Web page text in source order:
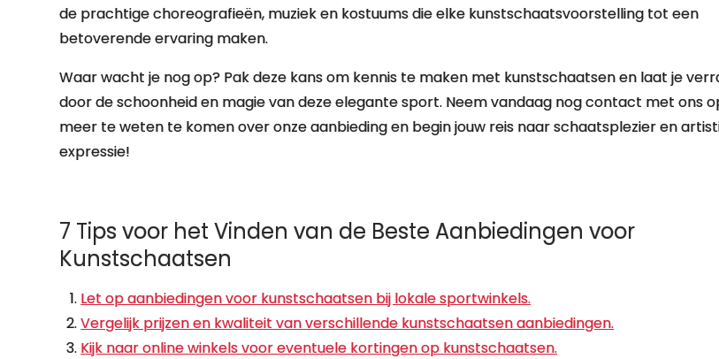
de prachtige choreografieën, muziek en kostuums die elke kunstschaatsvoorstelling tot een
betoverende ervaring maken.
Waar wacht je nog op? Pak deze kans om kennis te maken met kunstschaatsen en laat je
door de schoonheid en magie van deze elegante sport. Neem vandaag nog contact met ons
meer te weten te komen over onze aanbieding en begin jouw reis naar schaatsplezier en
expressie!
7 Tips voor het Vinden van de Beste Aanbiedingen voor
Kunstschaatsen
Let op aanbiedingen voor kunstschaatsen bij lokale sportwinkels.
Vergelijk prijzen en kwaliteit van verschillende kunstschaatsen aanbiedingen.
Kijk naar online winkels voor eventuele kortingen op kunstschaatsen.